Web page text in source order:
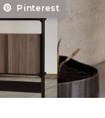
Pinterest